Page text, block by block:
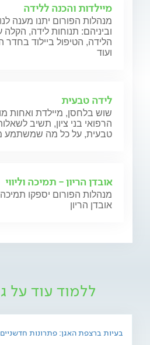
מיילדות והכנה ללידה
מנהלות הפורום יתנו מענה
וביניהם: תנוחות לידה, הקלה
הלידה, הטיפול ביילוד בחדר
ועוד
לידה טבעית
שוש בלחסן, מיילדת ואחות
הרפואי בני ציון, תשיב
טבעית, על כל מה שמשתמע
אובדן הריון - תמיכה וליווי
מנהלות הפורום יספקו תמיכה,
אובדן הריון
ללמוד עוד על
בעיות ברצפת האגן: פתרונות חדשניים